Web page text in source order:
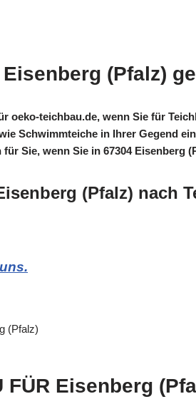
(Pfalz)
oeko-teichbau.de, wenn Sie für
Schwimmteiche in Ihrer Gegend
Sie, wenn Sie in 67304 Eisenberg
(Pfalz) nach
FÜR Eisenberg